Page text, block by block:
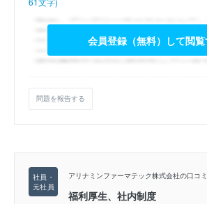
会員登録（無料）して閲覧
問題を報告する
アリナミンファーマテック株式会社の口コ
福利厚生、社内制度